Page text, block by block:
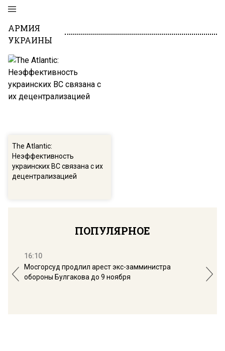
АРМИЯ
УКРАИНЫ
The Atlantic:
Неэффективность
украинских ВС связана с их
децентрализацией
ПОПУЛЯРНОЕ
16:10
Мосгорсуд продлил арест экс-замминистра
обороны Булгакова до 9 ноября